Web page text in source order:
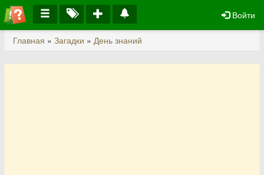
Войти
Главная » Загадки » День знаний